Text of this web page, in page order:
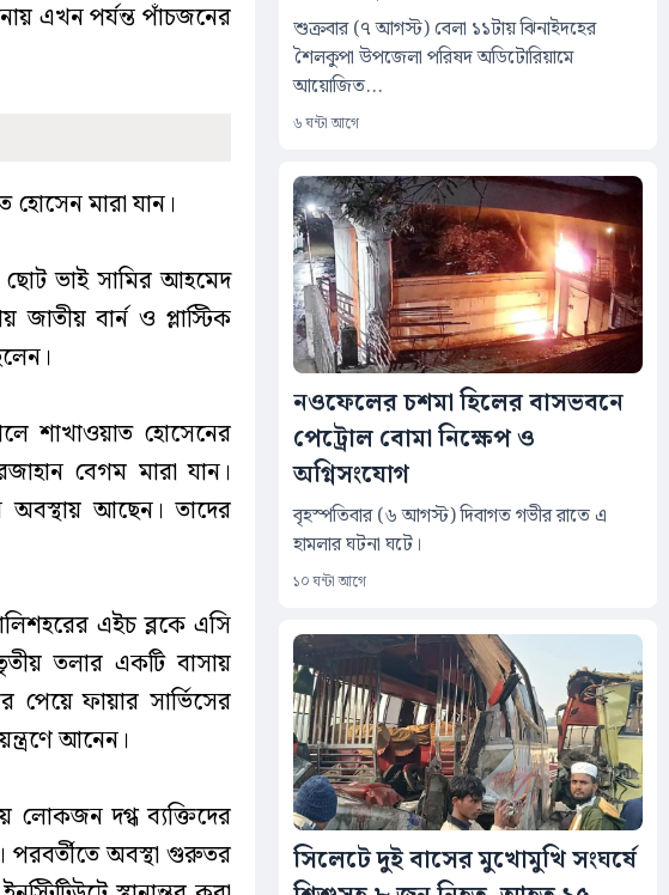
এখন পর্যন্ত পাঁচজনের
হোসেন মারা যান।
ভাই সামির আহমেদ
জাতীয় বার্ন ও প্লাস্টিক
শাখাওয়াত হোসেনের
বেগম মারা যান।
অবস্থায় আছেন। তাদের
এইচ ব্লকে এসি
তলার একটি বাসায়
ফায়ার সার্ভিসের
আনেন।
লোকজন দগ্ধ ব্যক্তিদের
পরবর্তীতে অবস্থা গুরুতর
শুক্রবার (৭ আগস্ট) বেলা ১১টায় ঝিনাইদহের
শৈলকুপা উপজেলা পরিষদ অডিটোরিয়ামে
আয়োজিত...
৬ ঘন্টা আগে
নওফেলের চশমা হিলের বাসভবনে
পেট্রোল বোমা নিক্ষেপ ও
অগ্নিসংযোগ
বৃহস্পতিবার (৬ আগস্ট) দিবাগত গভীর রাতে এ
হামলার ঘটনা ঘটে।
১০ ঘন্টা আগে
সিলেটে দুই বাসের মুখোমুখি সংঘর্ষে